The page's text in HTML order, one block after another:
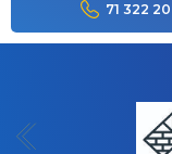
71 322